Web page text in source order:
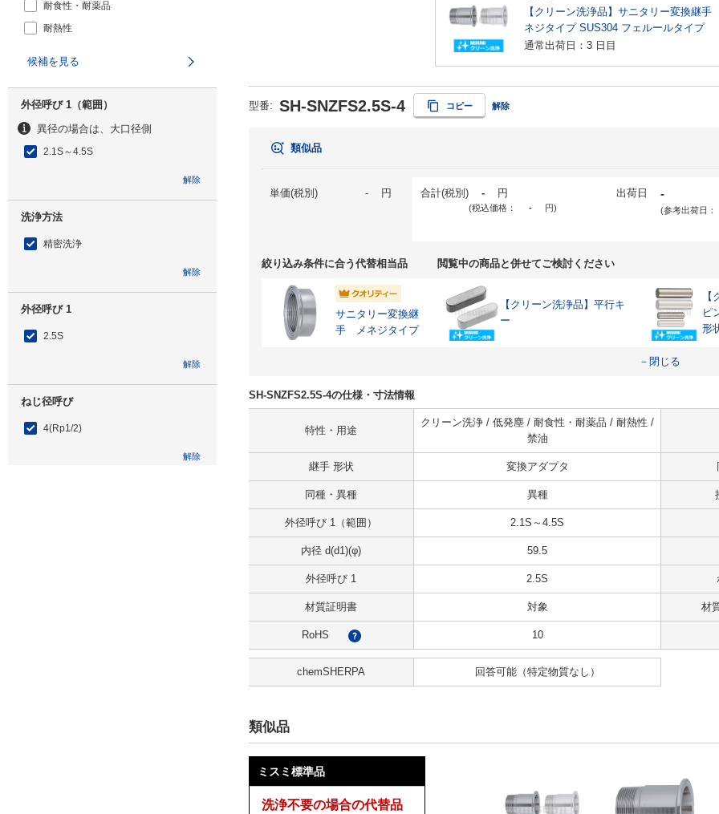
耐食性・耐薬品
耐熱性
候補を見る
外径呼び 1（範囲）
異径の場合は、大口径側
2.1S～4.5S
解除
洗浄方法
精密洗浄
解除
外径呼び 1
2.5S
解除
ねじ径呼び
4(Rp1/2)
解除
【クリーン洗浄品】サニタリー変換継
ネジタイプ SUS304 フェルールタイプ
通常出荷日：3 日目
型番: SH-SNZFS2.5S-4 コピー 解除
類似品
単価(税別) - 円 合計(税別) - 円
(税込価格： - 円)
出荷日 -
(参考出荷日：
絞り込み条件に合う代替相当品
サニタリー変換継
手 メネジタイプ
閲覧中の商品と併せてご検討ください
【クリーン洗浄品】平行キ
ー
ピ
形
－閉じる
SH-SNZFS2.5S-4の仕様・寸法情報
特性・用途
クリーン洗浄 / 低発塵 / 耐食性・耐薬品 / 耐熱性 /
禁油
継手 形状 変換アダプタ
同種・異種 異種
外径呼び 1（範囲） 2.1S～4.5S
内径 d(d1)(φ) 59.5
外径呼び 1 2.5S
材質証明書 対象 材
RoHS ? 10
chemSHERPA 回答可能（特定物質なし）
類似品
ミスミ標準品
洗浄不要の場合の代替品